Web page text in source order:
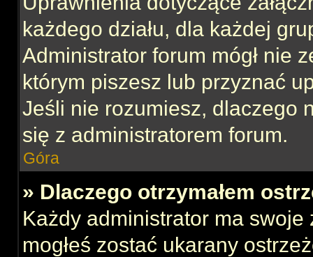
każdego działu, dla każdej
Administrator forum mógł nie
którym piszesz lub przyznać
Jeśli nie rozumiesz, dlaczego
się z administratorem forum.
Góra
» Dlaczego otrzymałem
Każdy administrator ma swoje
mogłeś zostać ukarany